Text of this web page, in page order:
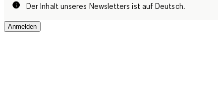
Der Inhalt unseres Newsletters ist auf Deutsch.
Anmelden